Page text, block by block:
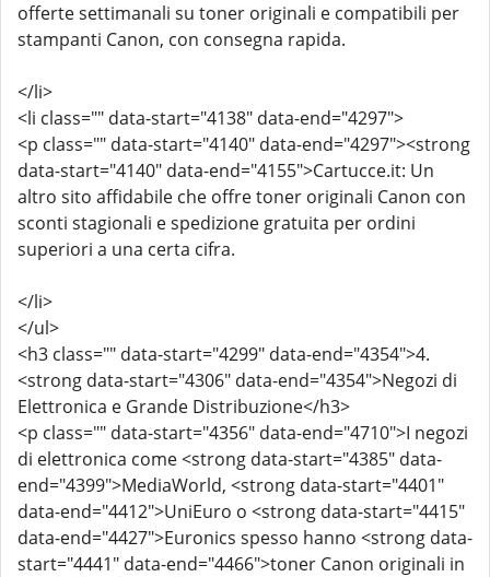
offerte settimanali su toner originali e compatibili per
stampanti Canon, con consegna rapida.
</li>
<li class="" data-start="4138" data-end="4297">
<p class="" data-start="4140" data-end="4297"><strong
data-start="4140" data-end="4155">Cartucce.it: Un
altro sito affidabile che offre toner originali Canon con
sconti stagionali e spedizione gratuita per ordini
superiori a una certa cifra.
</li>
</ul>
<h3 class="" data-start="4299" data-end="4354">4.
<strong data-start="4306" data-end="4354">Negozi di
Elettronica e Grande Distribuzione</h3>
<p class="" data-start="4356" data-end="4710">I negozi
di elettronica come <strong data-start="4385" data-
end="4399">MediaWorld, <strong data-start="4401"
data-end="4412">UniEuro o <strong data-start="4415"
data-end="4427">Euronics spesso hanno <strong data-
start="4441" data-end="4466">toner Canon originali in